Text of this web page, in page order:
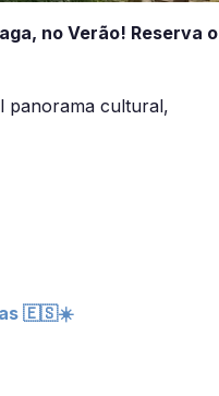
no Verão! Reserva o
panorama cultural,
🇪🇸☀️